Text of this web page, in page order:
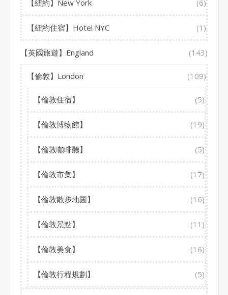
【紐約】New York (6)
【紐約住宿】Hotel NYC (1)
【英國旅遊】England (143)
【倫敦】London (109)
【倫敦住宿】 (5)
【倫敦博物館】 (19)
【倫敦咖啡聽】 (5)
【倫敦市集】 (17)
【倫敦散步地圖】 (16)
【倫敦景點】 (11)
【倫敦美食】 (16)
【倫敦行程規劃】 (5)